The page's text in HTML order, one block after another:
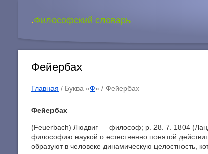
.Философский словарь
Фейербах
Главная / Буква «Ф» / Фейербах
Фейербах
(Feuerbach) Людвиг — философ; p. 28. 7. 1804
философию наукой о естественно понятой
образуют в человеке динамическую целостность,